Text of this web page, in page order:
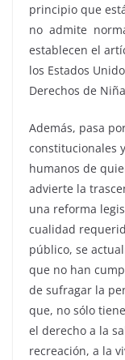
principio que
no admite
establecen el
los Estados
Derechos de
Además, pasa
constitucionales
humanos de
advierte la
una reforma
cualidad
público, se
que no han
de sufragar la
que, no sólo
el derecho a la
recreación, a la